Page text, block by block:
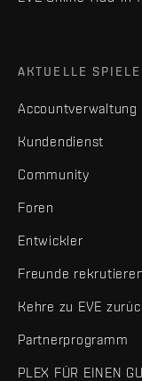
AKTUELLE
Accountverwaltung
Kundendienst
Community
Foren
Entwickler
Freunde rekrutieren
Kehre zu EVE
Partnerprogramm
PLEX FÜR EINEN